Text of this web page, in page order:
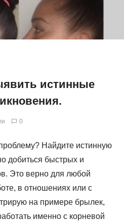
истинные
0
Найдите истинную
добиться быстрых и
Это верно для любой
в отношениях или с
на примере брылек,
именно с корневой